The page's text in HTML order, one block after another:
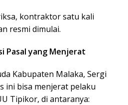
kontraktor satu kali
resmi dimulai.
Pasal yang Menjerat
Kabupaten Malaka, Sergi
ini bisa menjerat pelaku
Tipikor, di antaranya: